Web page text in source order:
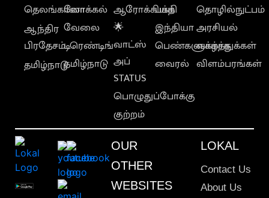
தெலங்கானா
ஆந்திர
பிரதேசம்
தமிழ்நாடு
லோக்கல்
வேலை
டிரெண்டிங்
தமிழ்நாடு
ஆரோக்கியம்
🌟
வாட்ஸ்
அப்
STATUS
பொழுதுப்போக்கு
குற்றம்
பக்தி
இந்தியா
பெண்களுக்காக
வைரல்
தொழில்நுட்பம்
அரசியல்
வாழ்த்துக்கள்
விளம்பரங்கள்
OUR
OTHER
WEBSITES
LOKAL
Contact Us
About Us